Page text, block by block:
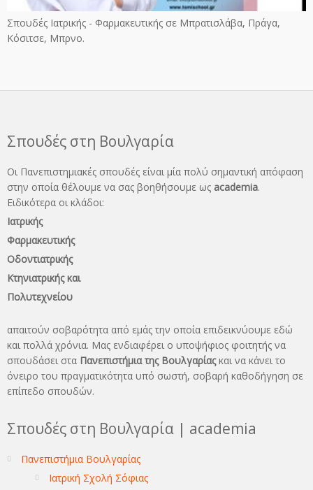
Σπουδές Ιατρικής - Φαρμακευτικής σε Μπρατισλάβα, Πράγα,
Κόσιτσε, Μπρνο.
Σπουδές στη Βουλγαρία
Οι Πανεπιστημιακές σπουδές είναι μία πολύ σημαντική απόφαση
στην οποία θέλουμε να σας βοηθήσουμε ως academia.
Ειδικότερα οι κλάδοι:
Ιατρικής
Φαρμακευτικής
Οδοντιατρικής
Κτηνιατρικής και
Πολυτεχνείου
απαιτούν σοβαρότητα από εμάς την οποία επιδεικνύουμε εδώ
και πολλά χρόνια. Μας ενδιαφέρει ο υποψήφιος φοιτητής να
σπουδάσει στα Πανεπιστήμια της Βουλγαρίαςκαι να κάνει το
όνειρo του πραγματικότητα υπό σωστή, σοβαρή καθοδήγηση σε
επίπεδο σπουδών.
Σπουδές στη Βουλγαρία | academia
Πανεπιστήμια Βουλγαρίας
Ιατρική Σχολή Σόφιας